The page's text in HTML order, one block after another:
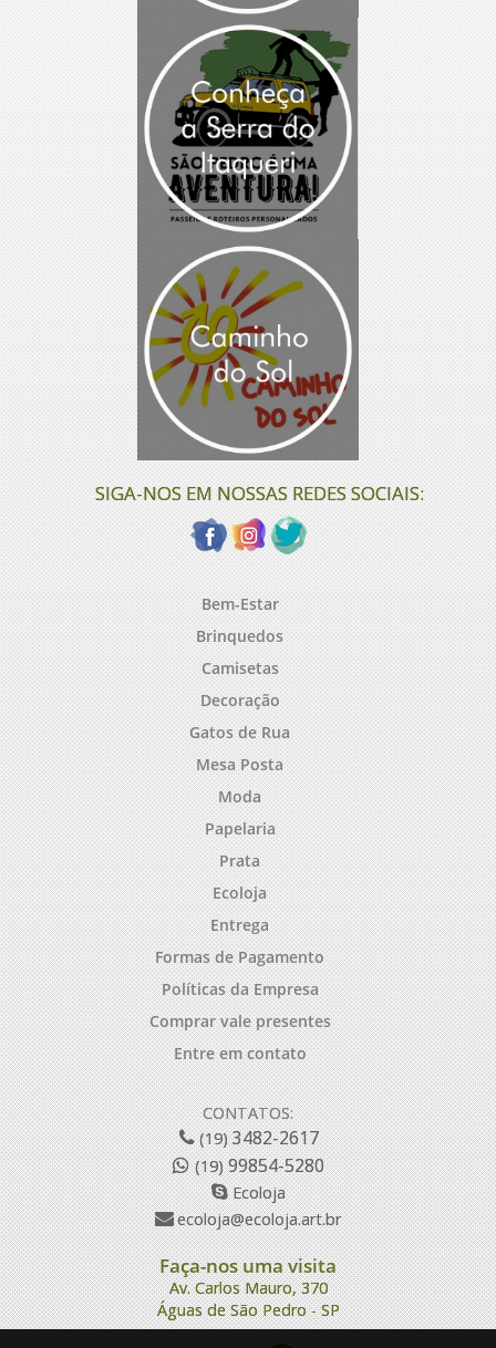
SIGA-NOS EM NOSSAS REDES SOCIAIS:
Bem-Estar
Brinquedos
Camisetas
Decoração
Gatos de Rua
Mesa Posta
Moda
Papelaria
Prata
Ecoloja
Entrega
Formas de Pagamento
Políticas da Empresa
Comprar vale presentes
Entre em contato
CONTATOS:
(19)3482-2617
(19)99854-5280
Ecoloja
ecoloja@ecoloja.art.br
Faça-nos uma visita
Av. Carlos Mauro, 370
Águas de São Pedro - SP